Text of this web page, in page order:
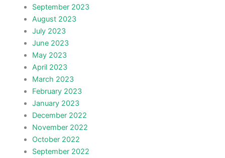
September 2023
August 2023
July 2023
June 2023
May 2023
April 2023
March 2023
February 2023
January 2023
December 2022
November 2022
October 2022
September 2022